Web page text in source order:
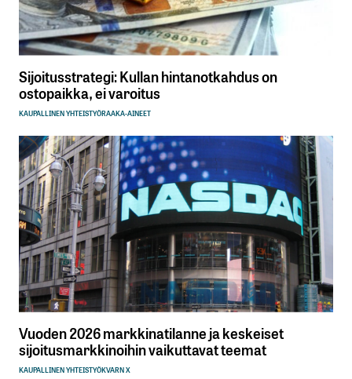
Sijoitusstrategi: Kullan hintanotkahdus on
ostopaikka, ei varoitus
KAUPALLINEN YHTEISTYÖRAAKA-AINEET
Vuoden 2026 markkinatilanne ja keskeiset
sijoitusmarkkinoihin vaikuttavat teemat
KAUPALLINEN YHTEISTYÖKVARN X